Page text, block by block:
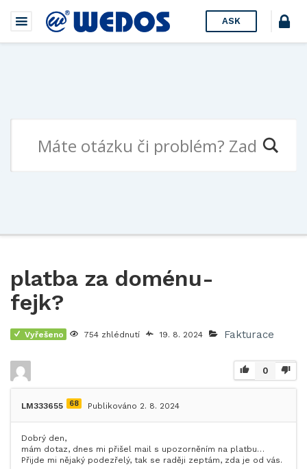
ASK
platba za doménu-
fejk?
Vyřešeno 754 zhlédnutí 19. 8. 2024 Fakturace
0
LM333655 68 Publikováno 2. 8. 2024
Dobrý den,
mám dotaz, dnes mi přišel mail s upozorněním na platbu…
Přijde mi nějaký podezřelý, tak se raději zeptám, zda je od vás.